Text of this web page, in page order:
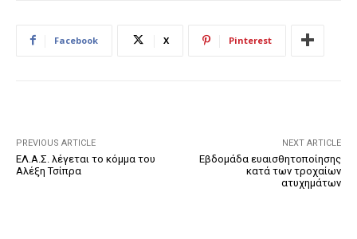
Facebook X Pinterest
PREVIOUS ARTICLE
ΕΛ.Α.Σ. λέγεται το κόμμα του
Αλέξη Τσίπρα
NEXT ARTICLE
Εβδομάδα ευαισθητοποίησης
κατά των τροχαίων
ατυχημάτων